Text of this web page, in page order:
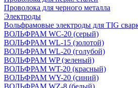
Проволока для черного металла
Электроды
Вольфрамовые электроды для TIG
ВОЛЬФРАМ WC-20 (серый)
ВОЛЬФРАМ WL-15 (золотой)
ВОЛЬФРАМ WL-20 (голубой)
ВОЛЬФРАМ WP (зеленый)
ВОЛЬФРАМ WT-20 (красный)
ВОЛЬФРАМ WY-20 (синий)
ВОЛЬФРАМ WZ-8 (белый)